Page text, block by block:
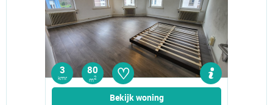
3
kmr
80
m2 ♡
Bekijk woning